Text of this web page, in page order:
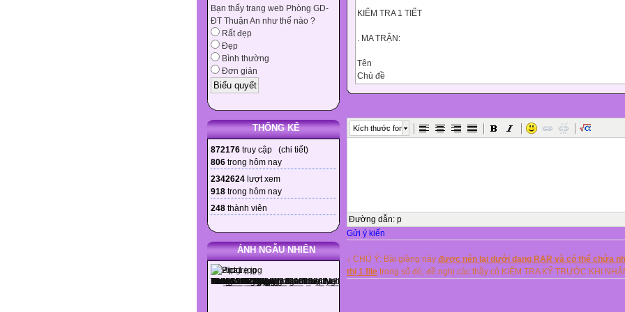
Bạn thấy trang web Phòng GD-
ĐT Thuận An như thế nào ?
Rất đẹp
Đẹp
Bình thường
Đơn giản
THỐNG KÊ
872176 truy cập (chi tiết)
806 trong hôm nay
2342624 lượt xem
918 trong hôm nay
248 thành viên
ẢNH NGẪU NHIÊN
KIỂM TRA 1 TIẾT
. MA TRẬN:
Tên
Chủ đề

Cộng
Vận dụng bậc cao


TNKQ
TL
Kích thước font
Đường dẫn: p
Gửi ý kiến
↓ CHÚ Ý: Bài giảng này được nén lại dưới dạng RAR và có thể chứa
thị 1 file trong số đó, đề nghị các thầy cô KIỂM TRA KỸ TRƯỚC KHI